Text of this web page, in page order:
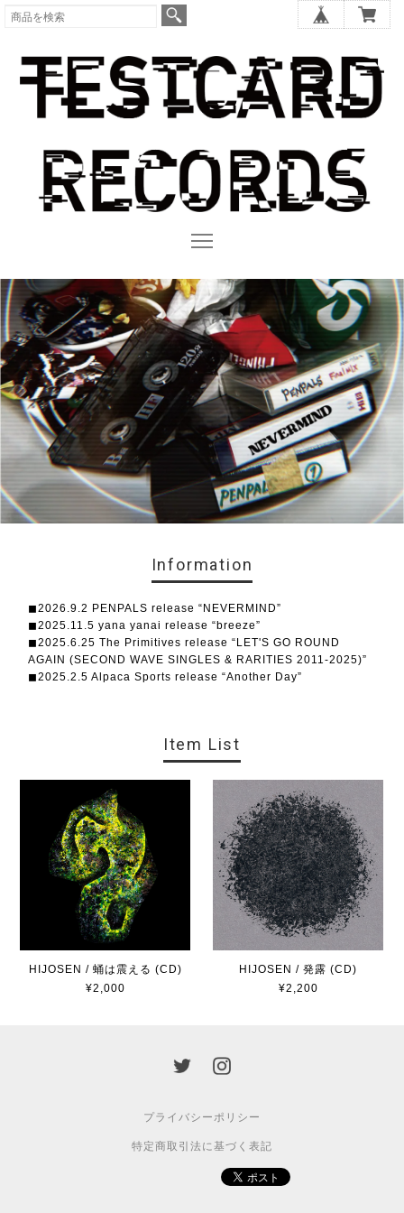
Information
◼︎2026.9.2 PENPALS release “NEVERMIND”
◼︎2025.11.5 yana yanai release “breeze”
◼︎2025.6.25 The Primitives release “LET'S GO ROUND
AGAIN (SECOND WAVE SINGLES & RARITIES 2011-2025)”
◼︎2025.2.5 Alpaca Sports release “Another Day”
Item List
HIJOSEN / 蛹は震える (CD)
¥2,000
HIJOSEN / 発露 (CD)
¥2,200
プライバシーポリシー
特定商取引法に基づく表記